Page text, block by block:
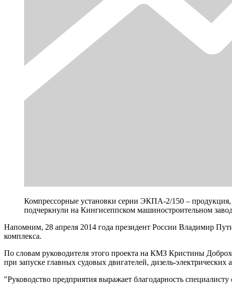
Компрессорные установки серии ЭКПА-2/150 – продукция,
подчеркнули на Кингисеппском машиностроительном
Напомним, 28 апреля 2014 года президент России Владимир
комплекса.
По словам руководителя этого проекта на КМЗ Кристины
при запуске главных судовых двигателей, дизель-
"Руководство предприятия выражает благодарность